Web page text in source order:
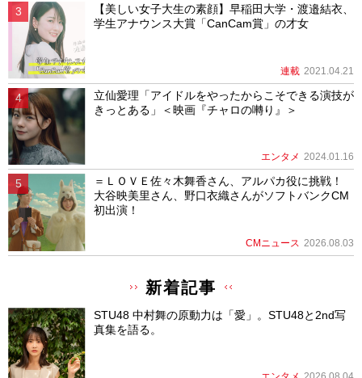
【美しい女子大生の素顔】早稲田大学・渡邉結衣、
学生アナウンス大賞「CanCam賞」の才女
連載 2021.04.21
立仙愛理「アイドルをやったからこそできる演技が
きっとある」＜映画『チャロの囀り』＞
エンタメ 2024.01.16
＝ＬＯＶＥ佐々木舞香さん、アルパカ役に挑戦！
大谷映美里さん、野口衣織さんがソフトバンクCM
初出演！
CMニュース 2026.08.03
新着記事
STU48 中村舞の原動力は「愛」。STU48と2nd写
真集を語る。